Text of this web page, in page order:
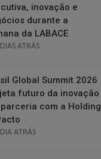
inovação e
durante a
da LABACE
ATRÁS
Global Summit 2026
futuro da inovação
com a Holding
ATRÁS